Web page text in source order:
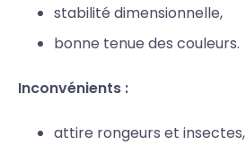
stabilité dimensionnelle,
bonne tenue des couleurs.
Inconvénients :
attire rongeurs et insectes,